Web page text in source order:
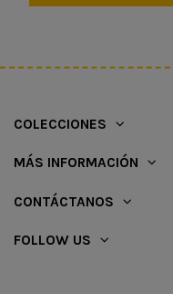
COLECCIONES
MÁS INFORMACIÓN
CONTÁCTANOS
FOLLOW US